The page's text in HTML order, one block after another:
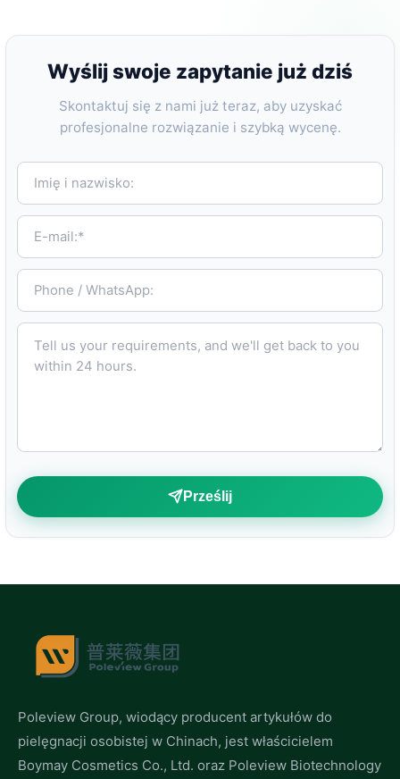
Wyślij swoje zapytanie już dziś
Skontaktuj się z nami już teraz, aby uzyskać
profesjonalne rozwiązanie i szybką wycenę.
Imię i nazwisko:
E-mail:*
Phone / WhatsApp:
Tell us your requirements, and we'll get back to you within 24 hours.
Prześlij
Poleview Group, wiodący producent artykułów do
pielęgnacji osobistej w Chinach, jest właścicielem
Boymay Cosmetics Co., Ltd. oraz Poleview Biotechnology